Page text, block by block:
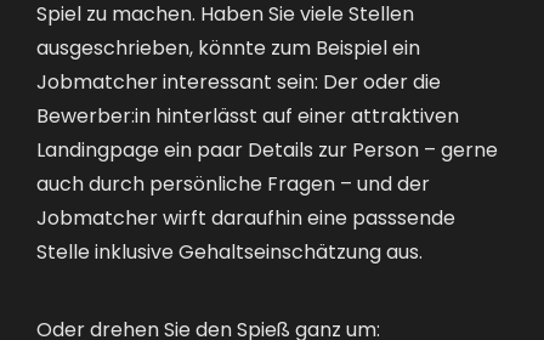
Spiel zu machen. Haben Sie viele Stellen
ausgeschrieben, könnte zum Beispiel ein
Jobmatcher interessant sein: Der oder die
Bewerber:in hinterlässt auf einer attraktiven
Landingpage ein paar Details zur Person – gerne
auch durch persönliche Fragen – und der
Jobmatcher wirft daraufhin eine passsende
Stelle inklusive Gehaltseinschätzung aus.
Oder drehen Sie den Spieß ganz um: